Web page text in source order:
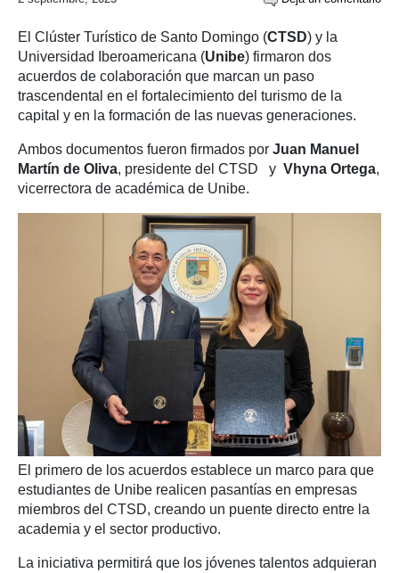
El Clúster Turístico de Santo Domingo (CTSD) y la
Universidad Iberoamericana (Unibe) firmaron dos
acuerdos de colaboración que marcan un paso
trascendental en el fortalecimiento del turismo de la
capital y en la formación de las nuevas generaciones.
Ambos documentos fueron firmados por Juan Manuel
Martín de Oliva, presidente del CTSD y Vhyna Ortega,
vicerrectora de académica de Unibe.
El primero de los acuerdos establece un marco para que
estudiantes de Unibe realicen pasantías en empresas
miembros del CTSD, creando un puente directo entre la
academia y el sector productivo.
La iniciativa permitirá que los jóvenes talentos adquieran